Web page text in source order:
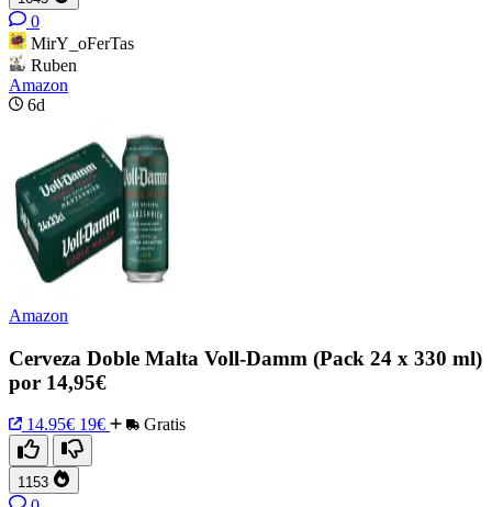
0
MirY_oFerTas
Ruben
Amazon
6d
Amazon
Cerveza Doble Malta Voll-Damm (Pack 24 x 330 ml)
por 14,95€
14.95€ 19€ Gratis
1153